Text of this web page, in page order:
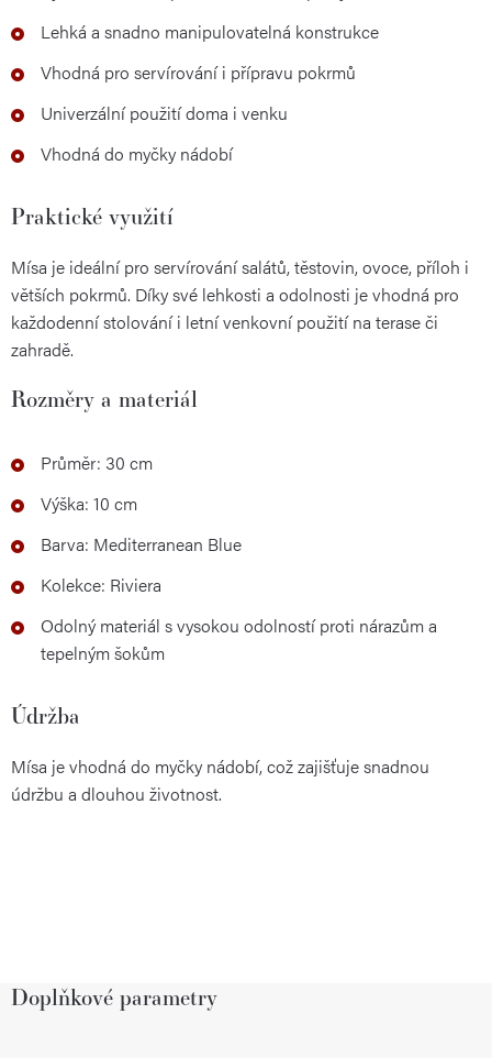
Lehká a snadno manipulovatelná konstrukce
Vhodná pro servírování i přípravu pokrmů
Univerzální použití doma i venku
Vhodná do myčky nádobí
Praktické využití
Mísa je ideální pro servírování salátů, těstovin, ovoce, příloh i
větších pokrmů. Díky své lehkosti a odolnosti je vhodná pro
každodenní stolování i letní venkovní použití na terase či
zahradě.
Rozměry a materiál
Průměr: 30 cm
Výška: 10 cm
Barva: Mediterranean Blue
Kolekce: Riviera
Odolný materiál s vysokou odolností proti nárazům a
tepelným šokům
Údržba
Mísa je vhodná do myčky nádobí, což zajišťuje snadnou
údržbu a dlouhou životnost.
Doplňkové parametry